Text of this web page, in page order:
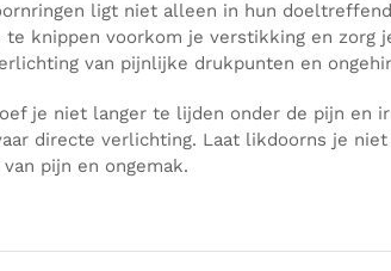
ligt niet alleen in hun
knippen voorkom je verstikking en zorg
van pijnlijke drukpunten en
je niet langer te lijden onder de pijn en
directe verlichting. Laat likdoorns je
pijn en ongemak.